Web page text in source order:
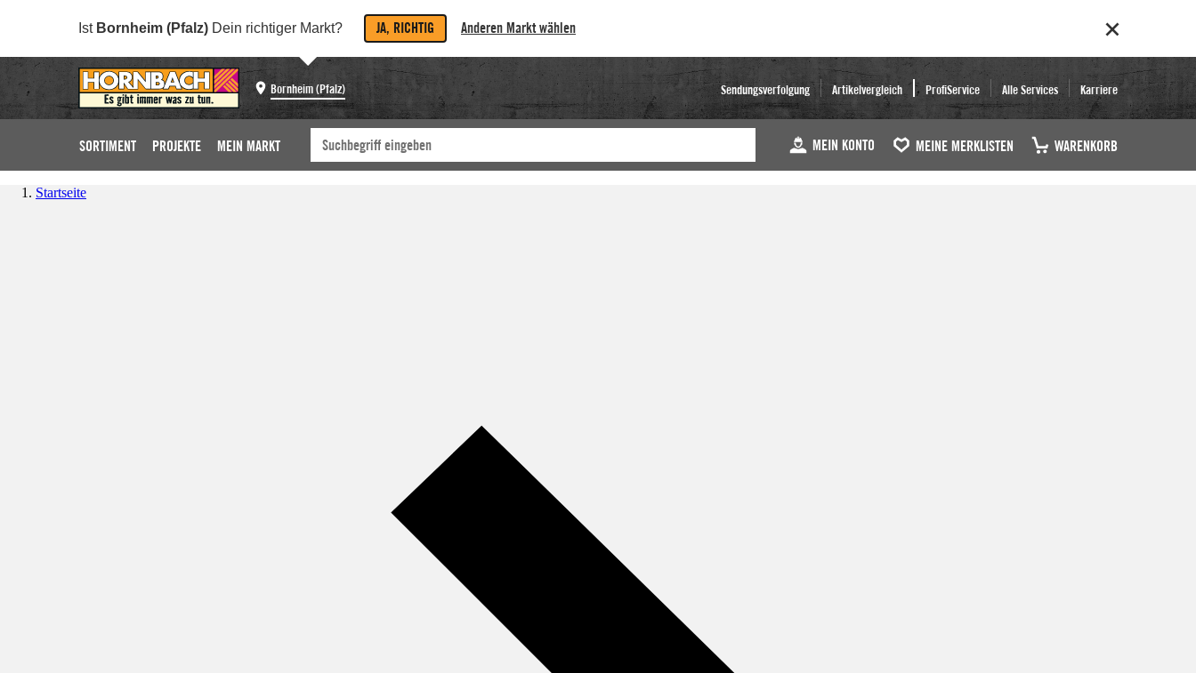
Ist Bornheim (Pfalz) Dein richtiger Markt? JA, RICHTIG Anderen Markt wählen
Bornheim (Pfalz) Sendungsverfolgung Artikelvergleich ProfiService Alle Services Karriere
SORTIMENT PROJEKTE MEIN MARKT MEIN KONTO MEINE MERKLISTEN WARENKORB
Startseite